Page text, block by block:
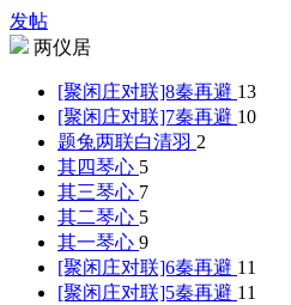
发帖
两仪居
[聚闲庄对联]8秦再避 13
[聚闲庄对联]7秦再避 10
题兔两联白清羽 2
其四琴心 5
其三琴心 7
其二琴心 5
其一琴心 9
[聚闲庄对联]6秦再避 11
[聚闲庄对联]5秦再避 11